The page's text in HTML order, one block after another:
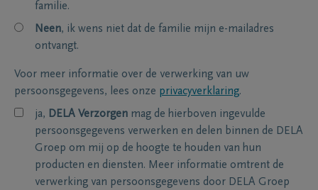
familie.
Neen, ik wens niet dat de familie mijn e-mailadres
ontvangt.
Voor meer informatie over de verwerking van uw
persoonsgegevens, lees onze privacyverklaring.
ja, DELA Verzorgen mag de hierboven ingevulde
persoonsgegevens verwerken en delen binnen de DELA
Groep om mij op de hoogte te houden van hun
producten en diensten. Meer informatie omtrent de
verwerking van persoonsgegevens door DELA Groep